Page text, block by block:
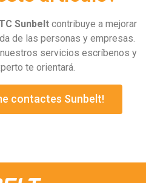
Sunbeltcontribuye a mejorar
de las personas y empresas.
servicios escríbenos y
te orientará.
contactes Sunbelt!